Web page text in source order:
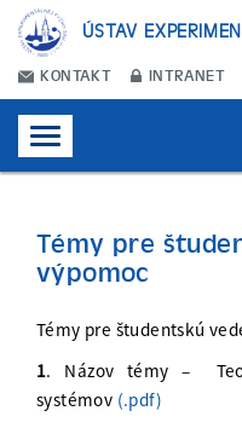
ÚSTAV
KONTAKT INTRANET
Témy pre
výpomoc
Témy pre študentskú
1. Názov témy –
systémov (.pdf)